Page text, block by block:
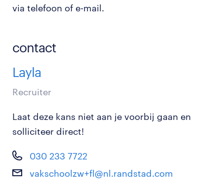
via telefoon of e-mail.
contact
Layla
Recruiter
Laat deze kans niet aan je voorbij gaan en
solliciteer direct!
030 233 7722
vakschoolzw+fl@nl.randstad.com